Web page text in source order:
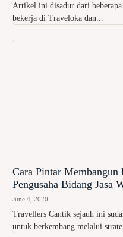
Artikel ini disadur dari
bekerja di Traveloka dan...
Cara Pintar
Pengusaha Bidang Jasa
June 4, 2020
Travellers Cantik sejauh ini
untuk berkembang melalui